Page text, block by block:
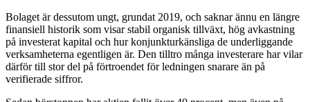
Bolaget är dessutom ungt, grundat 2019, och saknar ännu en längre
finansiell historik som visar stabil organisk tillväxt, hög avkastning
på investerat kapital och hur konjunkturkänsliga de underliggande
verksamheterna egentligen är. Den tilltro många investerare har vilar
därför till stor del på förtroendet för ledningen snarare än på
verifierade siffror.